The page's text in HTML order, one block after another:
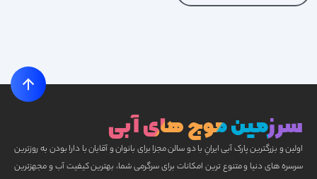
سرزمین موج های آبی
اولین و بزرگترین پارک آبی ایرانِ با دو سالن مجزا برای بانوان و آقایان با دارا بودن به روزترین
سرسره های دنیا و متنوع ترین امکانات برای سرگرمی شما، بهترین کیفیت آب و مجهزترین